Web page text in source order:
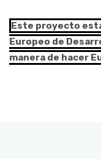
Este proyecto
Europeo de
manera de hacer